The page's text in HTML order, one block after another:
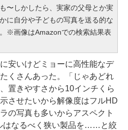
〜しかしたら、実家の父母とか実
に自分や子どもの写真を送る的な
※画像はAmazonでの検索結果表
安いけどミョーに高性能なデ
くさんあった。「じゃあどれ
置きやすさから10インチくら
させたいから解像度はフルHD
の写真も多いからアスペクト
はなるべく狭い製品を……と絞